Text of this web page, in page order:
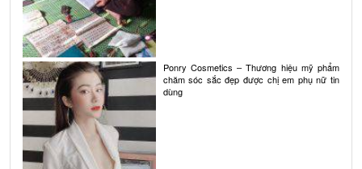
Ponry Cosmetics – Thương hiệu mỹ phẩm
chăm sóc sắc đẹp được chị em phụ nữ tin
dùng